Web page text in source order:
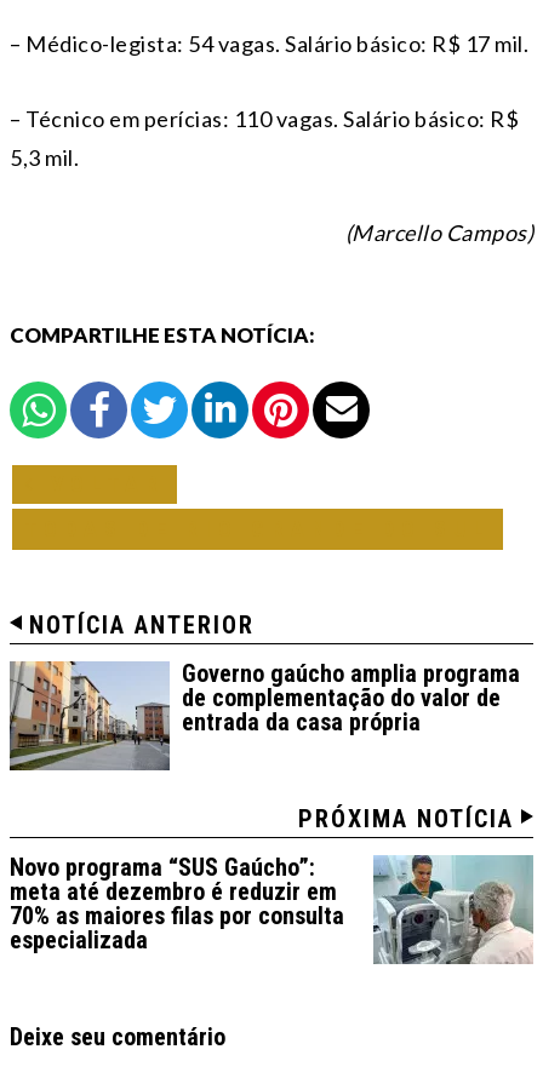
– Médico-legista: 54 vagas. Salário básico: R$ 17 mil.
– Técnico em perícias: 110 vagas. Salário básico: R$
5,3 mil.
(Marcello Campos)
COMPARTILHE ESTA NOTÍCIA:
NOTÍCIA ANTERIOR
Governo gaúcho amplia programa
de complementação do valor de
entrada da casa própria
PRÓXIMA NOTÍCIA
Novo programa “SUS Gaúcho”:
meta até dezembro é reduzir em
70% as maiores filas por consulta
especializada
Deixe seu comentário